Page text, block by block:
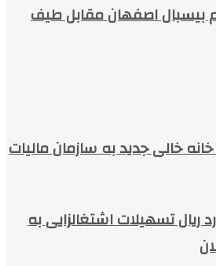
بیسبال اصفهان مقابل طیف
میلیارد ریال تسهیلات اشتغالزایی به